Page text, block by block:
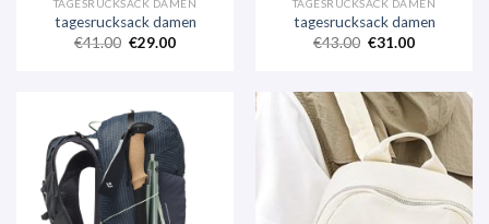
TAGESRUCKSACK DAMEN
tagesrucksack damen
€41.00 €29.00
TAGESRUCKSACK DAMEN
tagesrucksack damen
€43.00 €31.00